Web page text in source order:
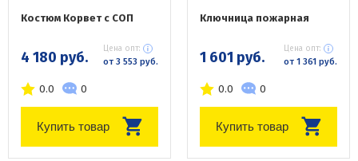
Костюм Корвет с СОП
4 180 руб. Цена опт:
от 3 553 руб.
0.0 0
Купить товар
Ключница пожарная
1 601 руб. Цена опт:
от 1 361 руб.
0.0 0
Купить товар